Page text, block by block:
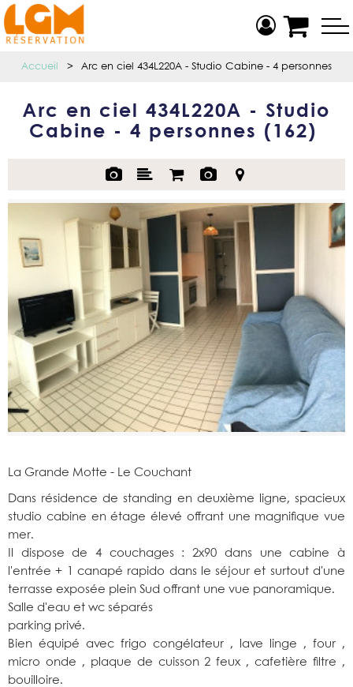
Accueil > Arc en ciel 434L220A - Studio Cabine - 4 personnes
Arc en ciel 434L220A - Studio
Cabine - 4 personnes ( 162 )
La Grande Motte - Le Couchant
Dans résidence de standing en deuxième ligne, spacieux
studio cabine en étage élevé offrant une magnifique vue
mer.
Il dispose de 4 couchages : 2x90 dans une cabine à
l'entrée + 1 canapé rapido dans le séjour et surtout d'une
terrasse exposée plein Sud offrant une vue panoramique.
Salle d'eau et wc séparés
parking privé.
Bien équipé avec frigo congélateur , lave linge , four ,
micro onde , plaque de cuisson 2 feux , cafetière filtre ,
bouilloire.